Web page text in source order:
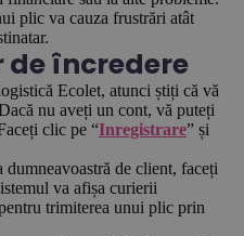
plic va cauza frustrări atât
de încredere
Ecolet, atunci știți că vă
nu aveți un cont, vă puteți
clic pe “Inregistrare” și
de client, faceți
va afișa curierii
trimiterea unui plic prin